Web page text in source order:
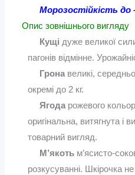
Морозостійкість до
Опис зовнішнього вигляду
Кущі дуже великої
пагонів відмінне.
Грона великі,
окремі до 2 кг.
Ягода рожевого
оригінальна, витягнута і
товарний вигляд.
М’якоть м’ясисто-
розкусуванні. Шкірочка